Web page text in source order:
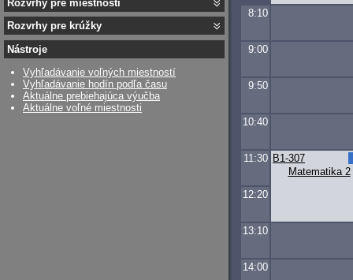
8:10
9:00
9:50
10:40
11:30
Matematika 2
B1-307
12:20
13:10
14:00
Rozvrhy pre miestnosti
Rozvrhy pre krúžky
Nástroje
Vyhľadávanie voľných miestností
Vyhľadávanie hodín podľa času
Aktuálne prebiehajúca výučba
Aktuálne voľné miestnosti